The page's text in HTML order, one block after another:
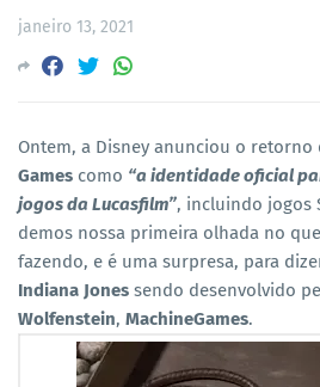
janeiro 13, 2021
Ontem, a Disney anunciou o retorno
Games como “a identidade oficial
jogos da Lucasfilm”, incluindo jogos
demos nossa primeira olhada no
fazendo, e é uma surpresa, para
Indiana Jones sendo desenvolvido
Wolfenstein, MachineGames.